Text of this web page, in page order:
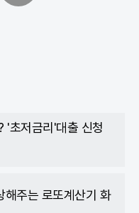
'초저금리'대출 신청
해주는 로또계산기 화